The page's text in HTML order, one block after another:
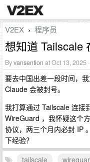
V2EX › 程序员
想知道 Tailscale
Byvansention at Oct 13, 2025
要去中国出差一段时间，
Claude 会被封号。
我打算通过 Tailscale 连接
WireGuard ，我怀疑这个
协议，两三个月内必封 IP
下经验？
tailscale